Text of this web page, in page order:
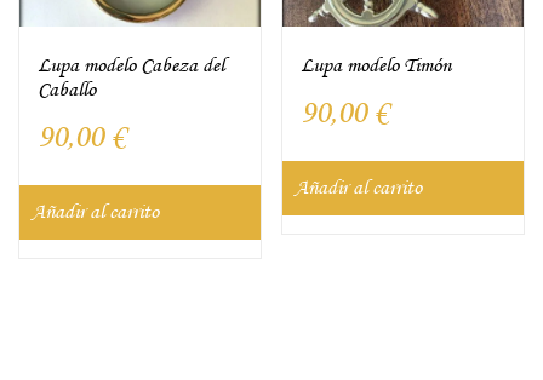
Lupa modelo Cabeza del
Caballo
90,00 €
Añadir al carrito
Lupa modelo Timón
90,00 €
Añadir al carrito